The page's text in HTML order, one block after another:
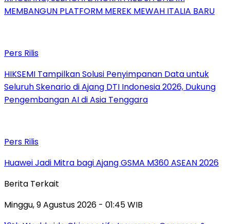
MEMBANGUN PLATFORM MEREK MEWAH ITALIA BARU
Pers Rilis
HIKSEMI Tampilkan Solusi Penyimpanan Data untuk
Seluruh Skenario di Ajang DTI Indonesia 2026, Dukung
Pengembangan AI di Asia Tenggara
Pers Rilis
Huawei Jadi Mitra bagi Ajang GSMA M360 ASEAN 2026
Berita Terkait
Minggu, 9 Agustus 2026 - 01:45 WIB